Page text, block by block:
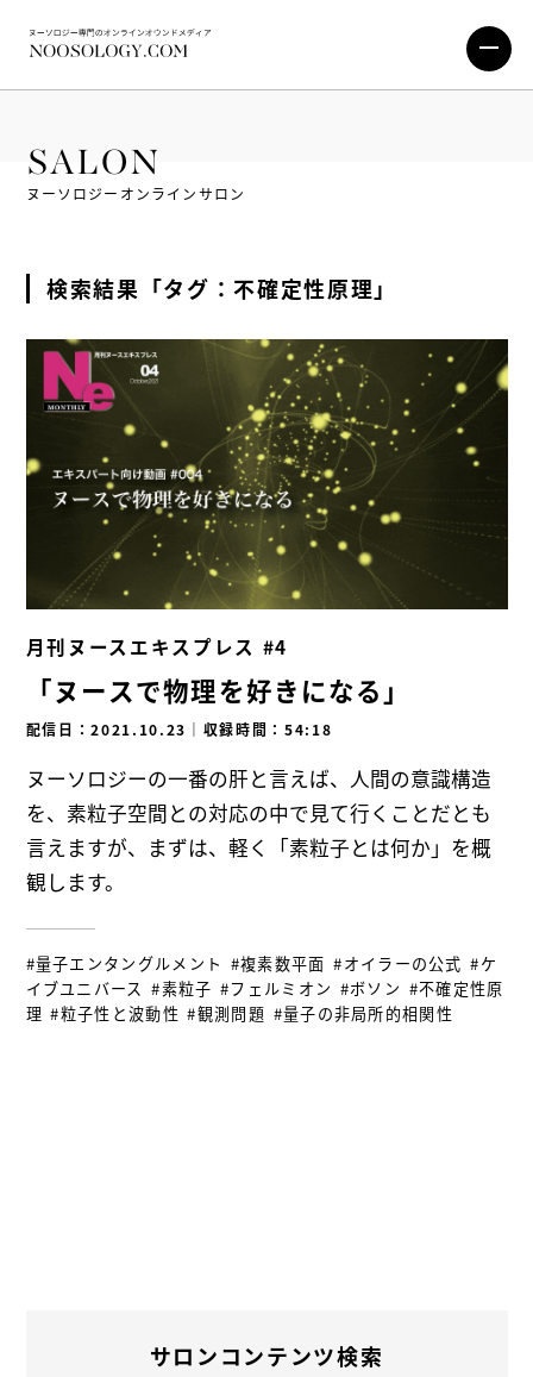
SALON
ヌーソロジーオンラインサロン
検索結果「タグ：不確定性原理」
月刊ヌースエキスプレス #4
「ヌースで物理を好きになる」
配信日：2021.10.23 ｜ 収録時間：54:18
ヌーソロジーの一番の肝と言えば、人間の意識構造
を、素粒子空間との対応の中で見て行くことだとも
言えますが、まずは、軽く「素粒子とは何か」を概
観します。
#量子エンタングルメント #複素数平面 #オイラーの公式 #ケ
イブユニバース #素粒子 #フェルミオン #ボソン #不確定性原
理 #粒子性と波動性 #観測問題 #量子の非局所的相関性
サロンコンテンツ検索